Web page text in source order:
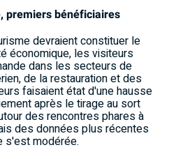
premiers bénéficiaires
devraient constituer le
économique, les visiteurs
dans les secteurs de
de la restauration et des
faisaient état d'une hausse
après le tirage au sort
des rencontres phares à
des données plus récentes
s'est modérée.